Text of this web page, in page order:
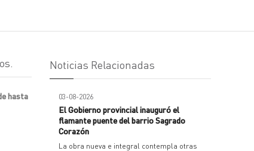
hasta
Noticias Relacionadas
03-08-2026
El Gobierno provincial inauguró el
flamante puente del barrio Sagrado
Corazón
La obra nueva e integral contempla otras